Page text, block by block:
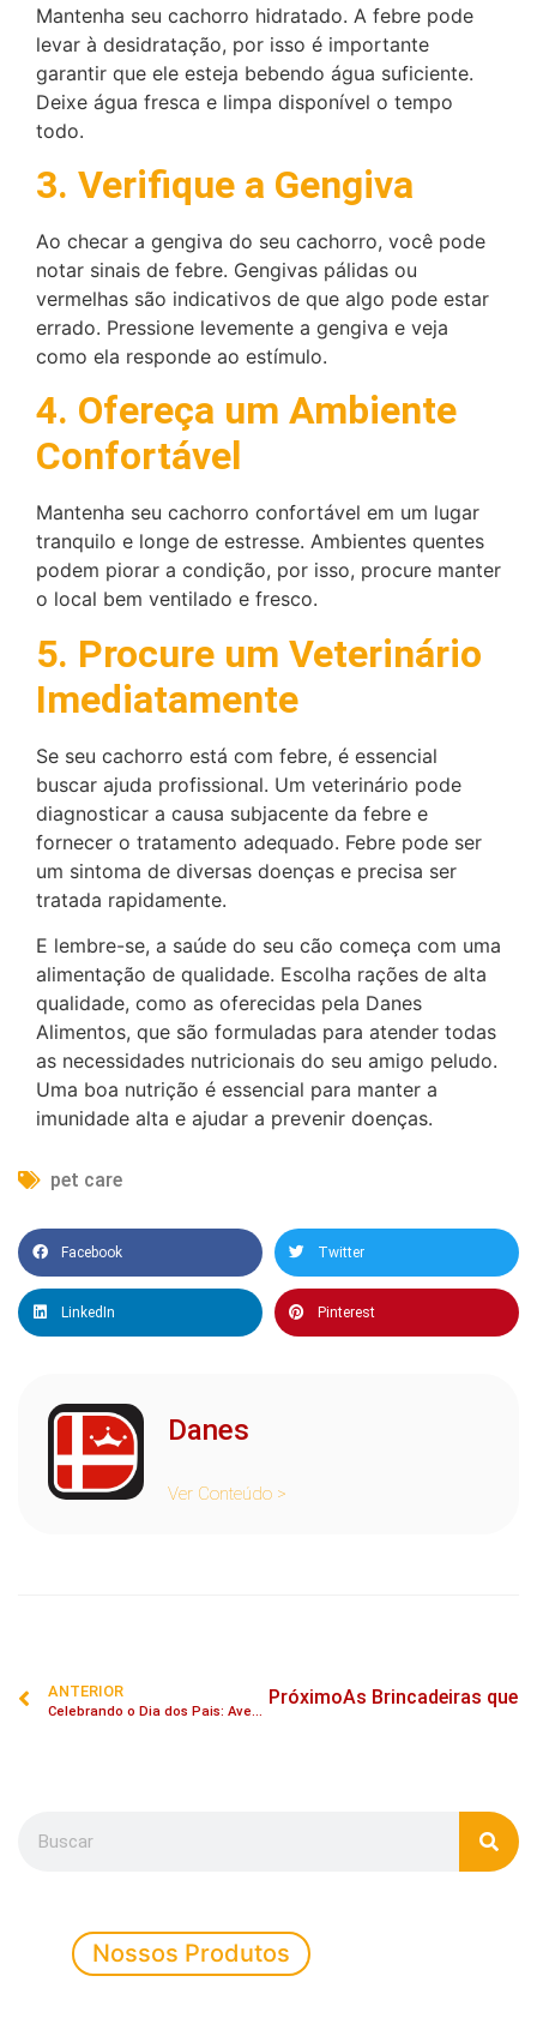
Mantenha seu cachorro hidratado. A febre pode
levar à desidratação, por isso é importante
garantir que ele esteja bebendo água suficiente.
Deixe água fresca e limpa disponível o tempo
todo.
3. Verifique a Gengiva
Ao checar a gengiva do seu cachorro, você pode
notar sinais de febre. Gengivas pálidas ou
vermelhas são indicativos de que algo pode estar
errado. Pressione levemente a gengiva e veja
como ela responde ao estímulo.
4. Ofereça um Ambiente
Confortável
Mantenha seu cachorro confortável em um lugar
tranquilo e longe de estresse. Ambientes quentes
podem piorar a condição, por isso, procure manter
o local bem ventilado e fresco.
5. Procure um Veterinário
Imediatamente
Se seu cachorro está com febre, é essencial
buscar ajuda profissional. Um veterinário pode
diagnosticar a causa subjacente da febre e
fornecer o tratamento adequado. Febre pode ser
um sintoma de diversas doenças e precisa ser
tratada rapidamente.
E lembre-se, a saúde do seu cão começa com uma
alimentação de qualidade. Escolha rações de alta
qualidade, como as oferecidas pela Danes
Alimentos, que são formuladas para atender todas
as necessidades nutricionais do seu amigo peludo.
Uma boa nutrição é essencial para manter a
imunidade alta e ajudar a prevenir doenças.
pet care
Facebook Twitter
LinkedIn Pinterest
Danes
Ver Conteúdo >
ANTERIOR
Celebrando o Dia dos Pais: Aventuras Inesquecíveis com seu Pet
PróximoAs Brincadeiras que
Nossos Produtos